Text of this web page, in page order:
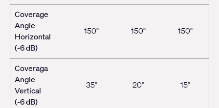
Coverage
Angle
Horizontal
(-6 dB)
150° 150° 150°
Coveraga
Angle
Vertical
(-6 dB)
35° 20° 15°